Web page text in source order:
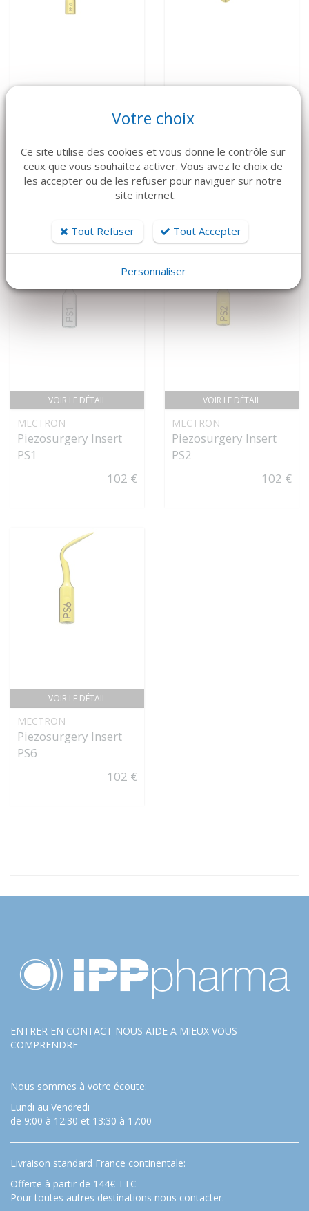
PP10
118 €
MECTRON
PP11-PP12
118 €
VOIR LE DÉTAIL
MECTRON
Piezosurgery Insert
PS1
102 €
VOIR LE DÉTAIL
MECTRON
Piezosurgery Insert
PS2
102 €
VOIR LE DÉTAIL
MECTRON
Piezosurgery Insert
PS6
102 €
ENTRER EN CONTACT NOUS AIDE A MIEUX VOUS
COMPRENDRE
Nous sommes à votre écoute:
Lundi au Vendredi
de 9:00 à 12:30 et 13:30 à 17:00
Livraison standard France continentale:
Offerte à partir de 144€ TTC
Pour toutes autres destinations nous contacter.
Votre choix
Ce site utilise des cookies et vous donne le contrôle sur
ceux que vous souhaitez activer. Vous avez le choix de
les accepter ou de les refuser pour naviguer sur notre
site internet.
Tout Refuser Tout Accepter
Personnaliser